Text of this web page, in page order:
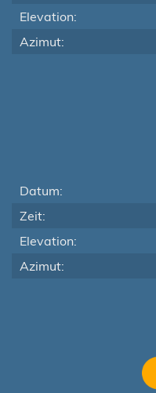
Elevation:
Azimut:
Datum:
Zeit:
Elevation:
Azimut: